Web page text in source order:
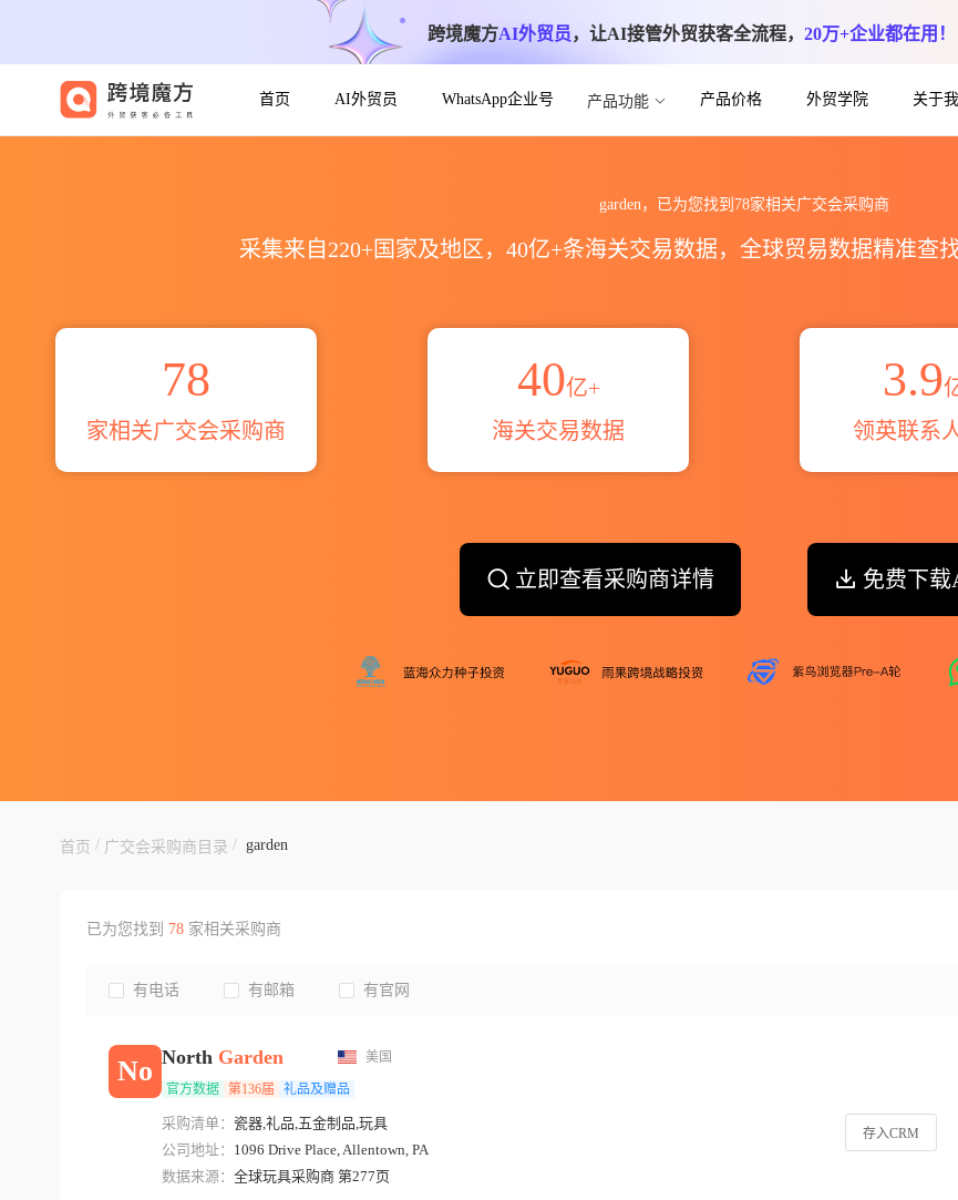
跨境魔方AI外贸员，让AI接管外贸获客全流程， 20万+企业都在用！
首页 AI外贸员 WhatsApp企业号 产品功能 产品价格 外贸学院 关于我
garden，已为您找到78家相关广交会采购商
采集来自220+国家及地区，40亿+条海关交易数据，全球贸易数据精准查
78
家相关广交会采购商
40亿+
海关交易数据
3.9
领英联系
立即查看采购商详情 免费下载
首页 / 广交会采购商目录 / garden
已为您找到 78家相关采购商
有电话 有邮箱 有官网
No North Garden 美国
官方数据 第136届 礼品及赠品
采购清单： 瓷器,礼品,五金制品,玩具
公司地址： 1096 Drive Place, Allentown, PA
数据来源： 全球玩具采购商 第277页
存入CRM